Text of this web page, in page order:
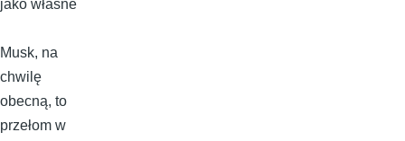
jako własne
Musk, na
chwilę
obecną, to
przełom w